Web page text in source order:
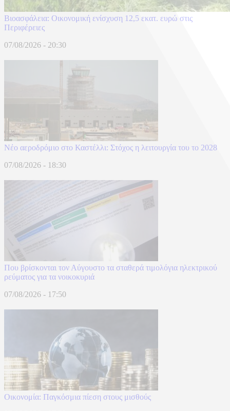
Βιοασφάλεια: Οικονομική ενίσχυση 12,5 εκατ. ευρώ στις
Περιφέρειες
07/08/2026 - 20:30
Νέο αεροδρόμιο στο Καστέλλι: Στόχος η λειτουργία του το 2028
07/08/2026 - 18:30
Που βρίσκονται τον Αύγουστο τα σταθερά τιμολόγια ηλεκτρικού
ρεύματος για τα νοικοκυριά
07/08/2026 - 17:50
Οικονομία: Παγκόσμια πίεση στους μισθούς